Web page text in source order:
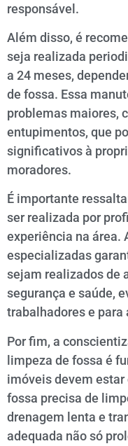
responsável.
Além disso, é
seja realizada
a 24 meses,
de fossa. Essa
problemas maiores,
entupimentos, que
significativos à
moradores.
É importante
ser realizada por
experiência na área.
especializadas
sejam realizados de
segurança e saúde,
trabalhadores e para
Por fim, a
limpeza de fossa é
imóveis devem estar
fossa precisa de
drenagem lenta e
adequada não só